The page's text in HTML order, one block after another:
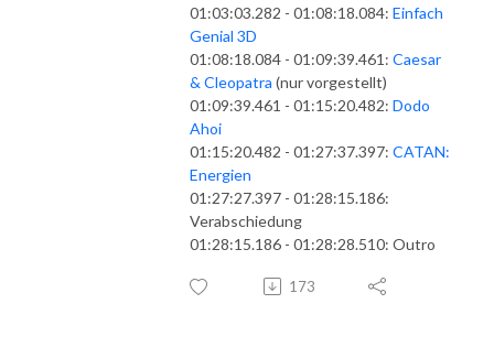
01:03:03.282 - 01:08:18.084: Einfach
Genial 3D
01:08:18.084 - 01:09:39.461: Caesar
& Cleopatra (nur vorgestellt)
01:09:39.461 - 01:15:20.482: Dodo
Ahoi
01:15:20.482 - 01:27:37.397: CATAN:
Energien
01:27:27.397 - 01:28:15.186:
Verabschiedung
01:28:15.186 - 01:28:28.510: Outro
173